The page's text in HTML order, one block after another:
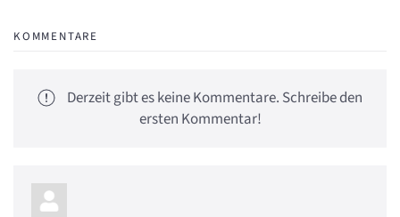
KOMMENTARE
Derzeit gibt es keine Kommentare. Schreibe den
ersten Kommentar!